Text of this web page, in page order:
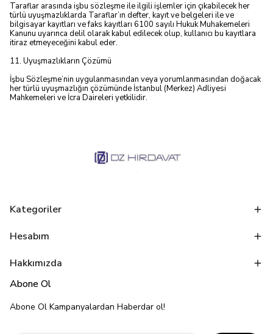
Taraflar arasında işbu sözleşme ile ilgili işlemler için çıkabilecek her
türlü uyuşmazlıklarda Taraflar’ın defter, kayıt ve belgeleri ile ve
bilgisayar kayıtları ve faks kayıtları 6100 sayılı Hukuk Muhakemeleri
Kanunu uyarınca delil olarak kabul edilecek olup, kullanıcı bu kayıtlara
itiraz etmeyeceğini kabul eder.
11. Uyuşmazlıkların Çözümü
İşbu Sözleşme’nin uygulanmasından veya yorumlanmasından doğacak
her türlü uyuşmazlığın çözümünde İstanbul (Merkez) Adliyesi
Mahkemeleri ve İcra Daireleri yetkilidir.
Kategoriler
Hesabım
Hakkımızda
Abone Ol
Abone Ol Kampanyalardan Haberdar ol!